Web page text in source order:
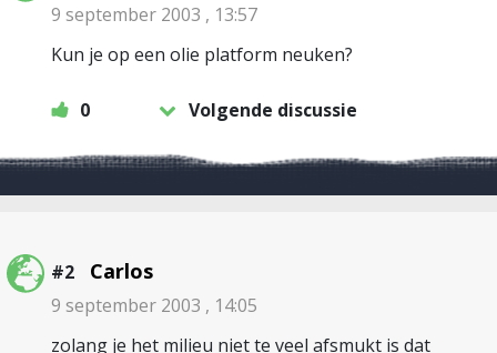
9 september 2003 , 13:57
Kun je op een olie platform neuken?
0 Volgende discussie
#2 Carlos
9 september 2003 , 14:05
zolang je het milieu niet te veel afsmukt is dat